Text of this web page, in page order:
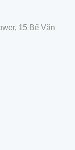
15 Bế Văn